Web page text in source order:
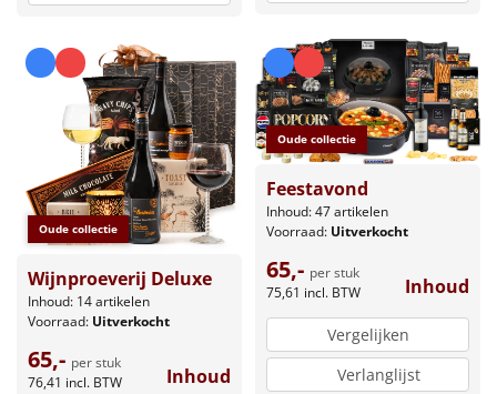
Oude collectie
Wijnproeverij Deluxe
Inhoud: 14 artikelen
Voorraad: Uitverkocht
65,- per stuk
76,41 incl. BTW Inhoud
Oude collectie
Feestavond
Inhoud: 47 artikelen
Voorraad: Uitverkocht
65,- per stuk
75,61 incl. BTW Inhoud
Vergelijken
Verlanglijst